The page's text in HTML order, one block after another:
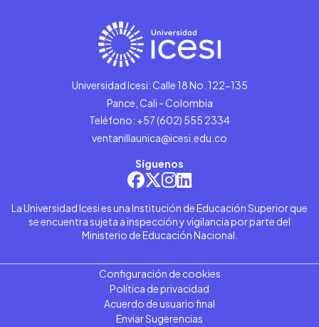
Universidad Icesi: Calle 18 No. 122-135
Pance, Cali - Colombia
Teléfono: +57 (602) 555 2334
ventanillaunica@icesi.edu.co
Síguenos
La Universidad Icesi es una Institución de Educación Superior que
se encuentra sujeta a inspección y vigilancia por parte del
Ministerio de Educación Nacional.
Configuración de cookies
Política de privacidad
Acuerdo de usuario final
Enviar Sugerencias